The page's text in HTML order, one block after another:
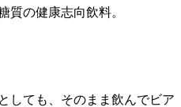
質の健康志向飲料。
しても、そのまま飲んでビア